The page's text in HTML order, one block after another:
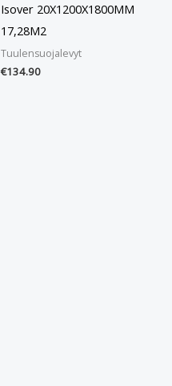
Isover 20X1200X1800MM
17,28M2
Tuulensuojalevyt
€134.90